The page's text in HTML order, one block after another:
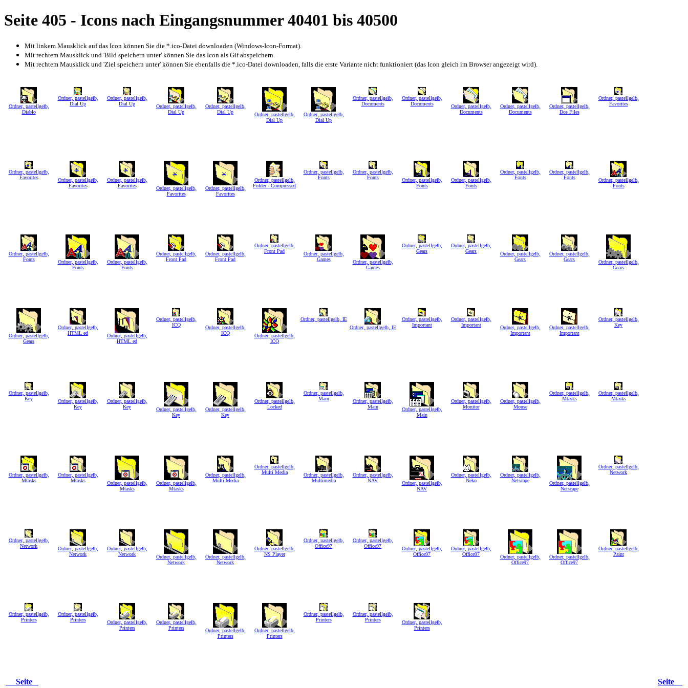
Seite 405 - Icons nach Eingangsnummer 40401 bis 40500
Mit linkem Mausklick auf das Icon können Sie die *.ico-Datei downloaden (Windows-Icon-Format).
Mit rechtem Mausklick und 'Bild speichern unter' können Sie das Icon als Gif abspeichern.
Mit rechtem Mausklick und 'Ziel speichern unter' können Sie ebenfalls die *.ico-Datei downloaden, falls die erste Variante nicht funktioniert (das Icon gleich im Browser angezeigt wird).
Ordner, pastellgelb,
Diablo
Ordner, pastellgelb,
Dial Up
Ordner, pastellgelb,
Dial Up
Ordner, pastellgelb,
Dial Up
Ordner, pastellgelb,
Dial Up
Ordner, pastellgelb,
Dial Up
Ordner, pastellgelb,
Dial Up
Ordner, pastellgelb,
Documents
Ordner, pastellgelb,
Documents
Ordner, pastellgelb,
Documents
Ordner, pastellgelb,
Documents
Ordner, pastellgelb,
Dos Files
Ordner, pastellgelb,
Favorites
Ordner, pastellgelb,
Favorites
Ordner, pastellgelb,
Favorites
Ordner, pastellgelb,
Favorites
Ordner, pastellgelb,
Favorites
Ordner, pastellgelb,
Favorites
Ordner, pastellgelb,
Folder - Compressed
Ordner, pastellgelb,
Fonts
Ordner, pastellgelb,
Fonts
Ordner, pastellgelb,
Fonts
Ordner, pastellgelb,
Fonts
Ordner, pastellgelb,
Fonts
Ordner, pastellgelb,
Fonts
Ordner, pastellgelb,
Fonts
Ordner, pastellgelb,
Fonts
Ordner, pastellgelb,
Fonts
Ordner, pastellgelb,
Fonts
Ordner, pastellgelb,
Front Pad
Ordner, pastellgelb,
Front Pad
Ordner, pastellgelb,
Front Pad
Ordner, pastellgelb,
Games
Ordner, pastellgelb,
Games
Ordner, pastellgelb,
Gears
Ordner, pastellgelb,
Gears
Ordner, pastellgelb,
Gears
Ordner, pastellgelb,
Gears
Ordner, pastellgelb,
Gears
Ordner, pastellgelb,
Gears
Ordner, pastellgelb,
HTML ed
Ordner, pastellgelb,
HTML ed
Ordner, pastellgelb,
ICQ
Ordner, pastellgelb,
ICQ
Ordner, pastellgelb,
ICQ
Ordner, pastellgelb, IE
Ordner, pastellgelb, IE
Ordner, pastellgelb,
Important
Ordner, pastellgelb,
Important
Ordner, pastellgelb,
Important
Ordner, pastellgelb,
Important
Ordner, pastellgelb,
Key
Ordner, pastellgelb,
Key
Ordner, pastellgelb,
Key
Ordner, pastellgelb,
Key
Ordner, pastellgelb,
Key
Ordner, pastellgelb,
Key
Ordner, pastellgelb,
Locked
Ordner, pastellgelb,
Main
Ordner, pastellgelb,
Main
Ordner, pastellgelb,
Main
Ordner, pastellgelb,
Monitor
Ordner, pastellgelb,
Mouse
Ordner, pastellgelb,
Mtasks
Ordner, pastellgelb,
Mtasks
Ordner, pastellgelb,
Mtasks
Ordner, pastellgelb,
Mtasks
Ordner, pastellgelb,
Mtasks
Ordner, pastellgelb,
Mtasks
Ordner, pastellgelb,
Multi Media
Ordner, pastellgelb,
Multi Media
Ordner, pastellgelb,
Multimedia
Ordner, pastellgelb,
NAV
Ordner, pastellgelb,
NAV
Ordner, pastellgelb,
Neko
Ordner, pastellgelb,
Netscape
Ordner, pastellgelb,
Netscape
Ordner, pastellgelb,
Network
Ordner, pastellgelb,
Network
Ordner, pastellgelb,
Network
Ordner, pastellgelb,
Network
Ordner, pastellgelb,
Network
Ordner, pastellgelb,
Network
Ordner, pastellgelb,
NS Player
Ordner, pastellgelb,
Office97
Ordner, pastellgelb,
Office97
Ordner, pastellgelb,
Office97
Ordner, pastellgelb,
Office97
Ordner, pastellgelb,
Office97
Ordner, pastellgelb,
Office97
Ordner, pastellgelb,
Paint
Ordner, pastellgelb,
Printers
Ordner, pastellgelb,
Printers
Ordner, pastellgelb,
Printers
Ordner, pastellgelb,
Printers
Ordner, pastellgelb,
Printers
Ordner, pastellgelb,
Printers
Ordner, pastellgelb,
Printers
Ordner, pastellgelb,
Printers
Ordner, pastellgelb,
Printers
Seite
Seite